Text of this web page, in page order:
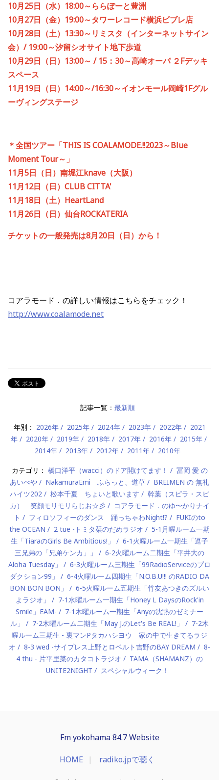
10月25日（水） 18:00～ららぽーと豊洲
10月27日（金） 19:00～タワーレコード横浜ビブレ店
10月28日（土） 13:30～リミスタ（インターネットサイン
会）/19:00～汐留シオサイト地下歩道
10月29日（日） 13:00～ / 15 ： 30～高崎オーパ ２Fデッキ
スペース
11月19日（日） 14:00～/16:30～イオンモール岡崎1Fグル
ーヴィングステージ
＊全国ツアー「THIS IS COALAMODE.!!2023～Blue
Moment Tour～」
11月5日（日）南堀江knave （大阪）
11月12日（日） CLUB CITTA'
11月18日（土） HeartLand
11月26日（日）仙台ROCKATERIA
チケットの一般発売は8月20日（日）から！
コアラモード．の詳しい情報はこちらをチェック！
http://www.coalamode.net
記事一覧： 最新順
年別： 2026年 2025年 2024年 2023年 2022年
2021
年
2020年 2019年 2018年 2017年 2016年
2015年
2014年
2013年 2012年 2011年 2010年
カテゴリ： 橋口洋平（wacci）のドア開けてます！
冨岡 愛 の
あいべや
NakamuraEmi ふらっと、道草
BREIMEN の 無礼
ハイツ202
松本千夏 ちょいと歌います
幹葉（スピラ・スピ
カ） 笑顔モリモリらじお☆彡
コアラモード．のゆ〜かりナイ
ト
フィロソフィーのダンス 踊っちゃわNight!?
FUKIのto
the OCEAN
2 tue -トミタ栞のだめラジオ
5-1月曜ルーム一期
生「TiaraのGirls Be Ambitious!」
6-1火曜ルーム一期生「逗子
三兄弟の「兄弟ケンカ」」
6-2火曜ルーム二期生「平井大の
Aloha Tuesday」
6-3火曜ルーム三期生「99RadioServiceのプロ
ダクション99」
6-4火曜ルーム四期生「N.O.B.U!!! のRADIO DA
BON BON BON」
6-5火曜ルーム五期生「竹友あつきのズルい
よラジオ」
7-1水曜ルーム一期生「Honey L DaysのRock'in
Smile」EAM-
7-1木曜ルーム一期生「Anyの沈黙のゼミナー
ル」
7-2木曜ルーム二期生「May J.のLet's Be REAL!」
7-2木
曜ルーム三期生 - 裏マンPタカハシヨウ 家の中で生きてるラジ
オ
8-3 wed -サイプレス上野とロベルト吉野のBAY DREAM
8-
4 thu - 片平里菜のカタコトラジオ
TAMA（SHAMANZ）の
UNITE2NIGHT
スペシャルウィーク！
Fm yokohama 84.7 Website
HOME radiko.jpで聴く